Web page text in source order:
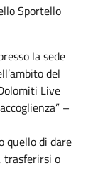
Sportello
la sede
del
Live
–
quello di dare
trasferirsi o